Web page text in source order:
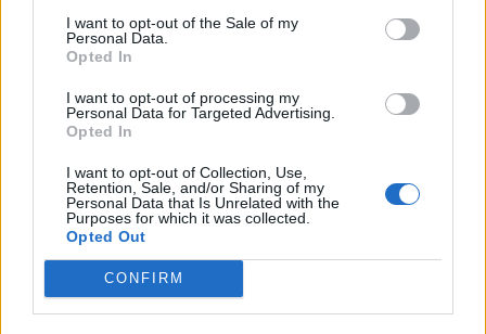
I want to opt-out of the Sale of my
Personal Data.
Opted In
I want to opt-out of processing my
Personal Data for Targeted Advertising.
Opted In
I want to opt-out of Collection, Use,
Retention, Sale, and/or Sharing of my
Personal Data that Is Unrelated with the
Purposes for which it was collected.
Opted Out
CONFIRM
Dal lusso circolare all’intelligenza artificiale: come
Lenush Saf costruisce un ecosistema tra creatività,
impresa e musica